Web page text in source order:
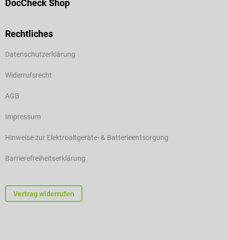
DocCheck Shop
Rechtliches
Datenschutzerklärung
Widerrufsrecht
AGB
Impressum
Hinweise zur Elektroaltgeräte- & Batterieentsorgung
Barrierefreiheitserklärung
Vertrag widerrufen